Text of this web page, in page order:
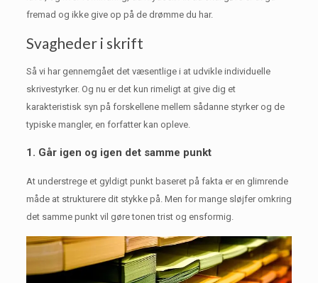
fremad og ikke give op på de drømme du har.
Svagheder i skrift
Så vi har gennemgået det væsentlige i at udvikle individuelle
skrivestyrker. Og nu er det kun rimeligt at give dig et
karakteristisk syn på forskellene mellem sådanne styrker og de
typiske mangler, en forfatter kan opleve.
1. Går igen og igen det samme punkt
At understrege et gyldigt punkt baseret på fakta er en glimrende
måde at strukturere dit stykke på. Men for mange sløjfer omkring
det samme punkt vil gøre tonen trist og ensformig.